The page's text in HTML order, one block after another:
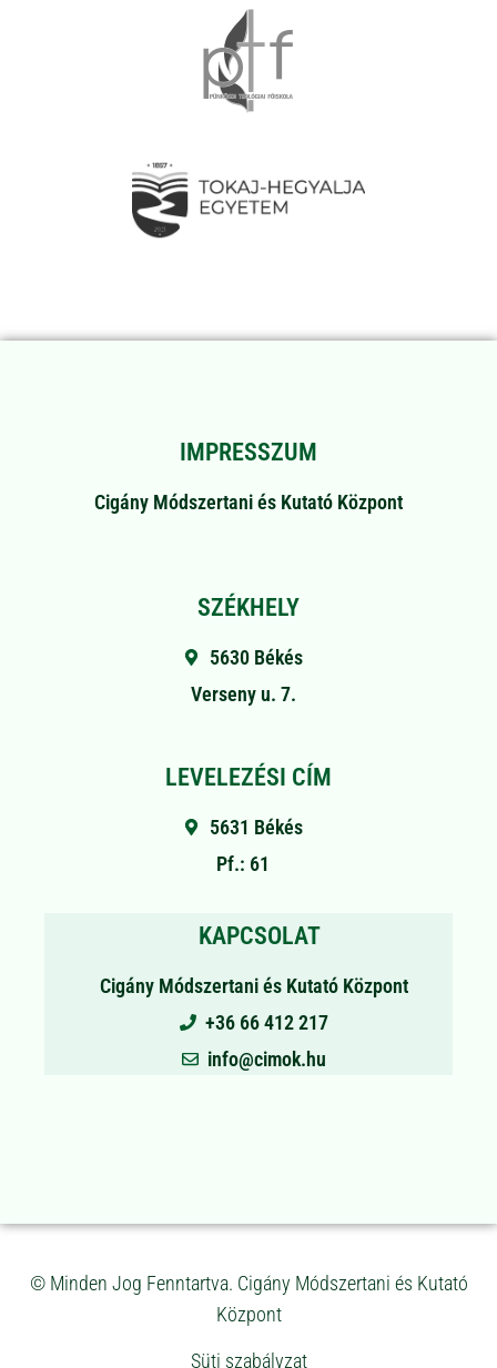
IMPRESSZUM
Cigány Módszertani és Kutató Központ
SZÉKHELY
5630 Békés
Verseny u. 7.
LEVELEZÉSI CÍM
5631 Békés
Pf.: 61
KAPCSOLAT
Cigány Módszertani és Kutató Központ
+36 66 412 217
info@cimok.hu
© Minden Jog Fenntartva. Cigány Módszertani és Kutató
Központ
Süti szabályzat